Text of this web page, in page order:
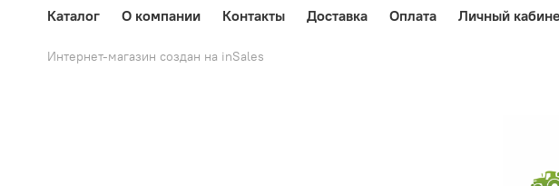
Каталог О компании Контакты Доставка Оплата Личный
Интернет-магазин создан на inSales